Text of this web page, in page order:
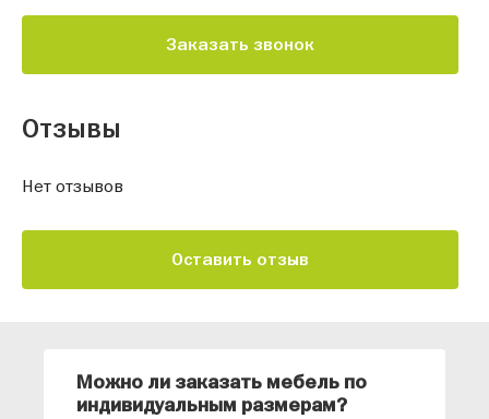
Заказать звонок
Отзывы
Нет отзывов
Оставить отзыв
Можно ли заказать мебель по
индивидуальным размерам?